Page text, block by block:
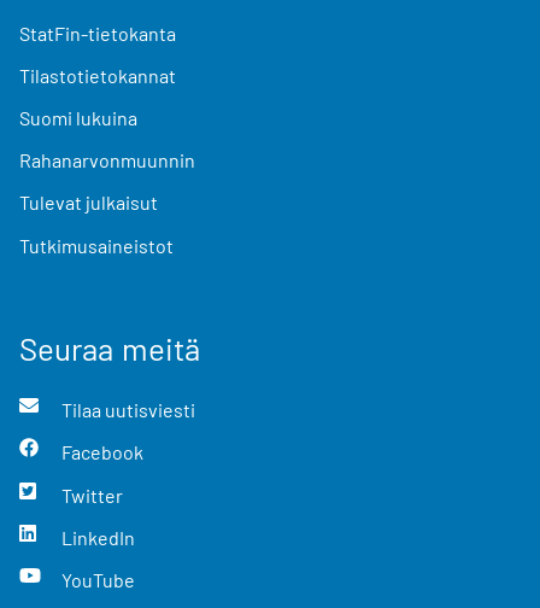
StatFin-tietokanta
Tilastotietokannat
Suomi lukuina
Rahanarvonmuunnin
Tulevat julkaisut
Tutkimusaineistot
Seuraa meitä
Tilaa uutisviesti
Facebook
Twitter
LinkedIn
YouTube